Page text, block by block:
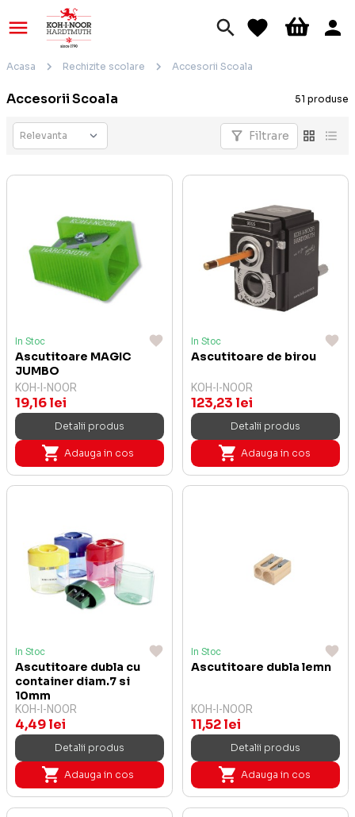
Acasa Rechizite scolare Accesorii Scoala
Accesorii Scoala 51 produse
Filtrare
In Stoc
Ascutitoare MAGIC
JUMBO
KOH-I-NOOR
19,16 lei
Detalii produs
Adauga in cos
In Stoc
Ascutitoare de birou
KOH-I-NOOR
123,23 lei
Detalii produs
Adauga in cos
In Stoc
Ascutitoare dubla cu
container diam.7 si
10mm
KOH-I-NOOR
4,49 lei
Detalii produs
Adauga in cos
In Stoc
Ascutitoare dubla lemn
KOH-I-NOOR
11,52 lei
Detalii produs
Adauga in cos